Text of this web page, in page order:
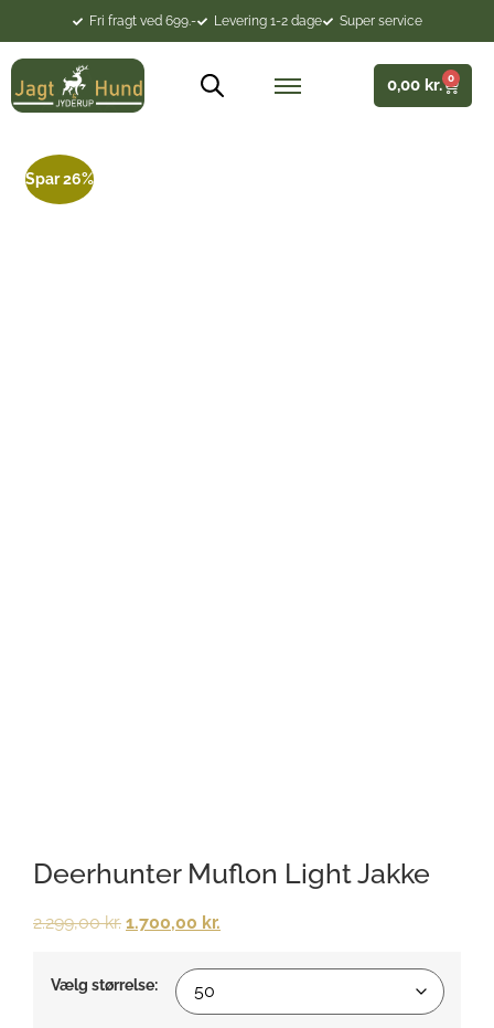
Fri fragt ved 699.- Levering 1-2 dage Super service
0,00 kr. 0
Spar 26%
Deerhunter Muflon Light Jakke
2.299,00kr. 1.700,00 kr.
Vælg størrelse: